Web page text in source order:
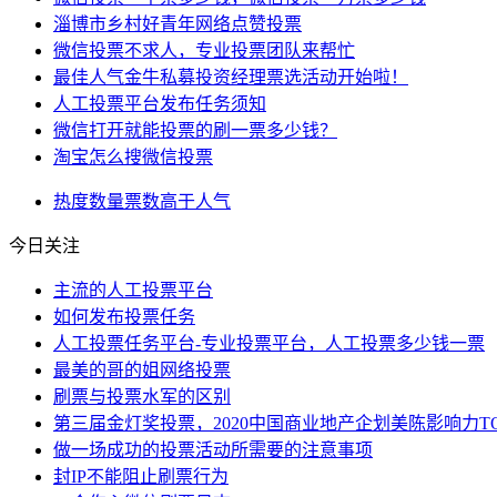
淄博市乡村好青年网络点赞投票
微信投票不求人，专业投票团队来帮忙
最佳人气金牛私募投资经理票选活动开始啦！
人工投票平台发布任务须知
微信打开就能投票的刷一票多少钱？
淘宝怎么搜微信投票
热度数量票数高于人气
今日关注
主流的人工投票平台
如何发布投票任务
人工投票任务平台-专业投票平台，人工投票多少钱一票
最美的哥的姐网络投票
刷票与投票水军的区别
第三届金灯奖投票，2020中国商业地产企划美陈影响力
做一场成功的投票活动所需要的注意事项
封IP不能阻止刷票行为